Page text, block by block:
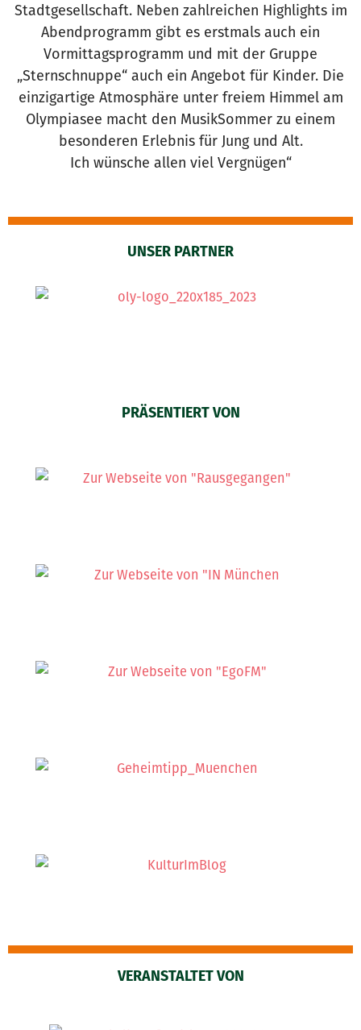
Stadtgesellschaft. Neben zahlreichen Highlights im
Abendprogramm gibt es erstmals auch ein
Vormittagsprogramm und mit der Gruppe
„Sternschnuppe“ auch ein Angebot für Kinder. Die
einzigartige Atmosphäre unter freiem Himmel am
Olympiasee macht den MusikSommer zu einem
besonderen Erlebnis für Jung und Alt.
Ich wünsche allen viel Vergnügen“
UNSER PARTNER
PRÄSENTIERT VON
VERANSTALTET VON